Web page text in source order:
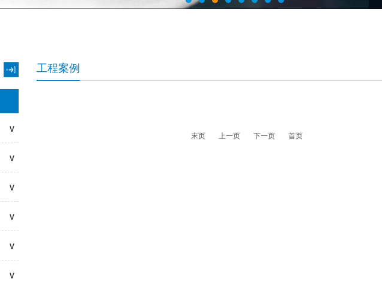
∨
∨
∨
∨
∨
∨
工程案例
末页 上一页 下一页 首页